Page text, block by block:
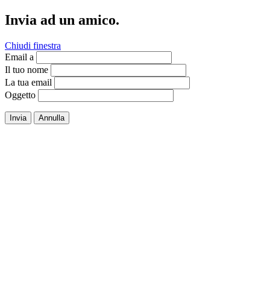
Invia ad un amico.
Chiudi finestra
Email a
Il tuo nome
La tua email
Oggetto
Invia Annulla